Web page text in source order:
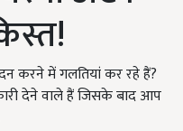
करने में गलतियां कर रहे हैं?
देने वाले हैं जिसके बाद आप